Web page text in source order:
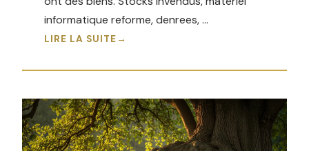
informatique reforme, denrees, …
LIRE LA SUITE